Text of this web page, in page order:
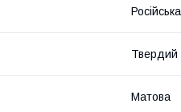
Російська
Твердий
Матова